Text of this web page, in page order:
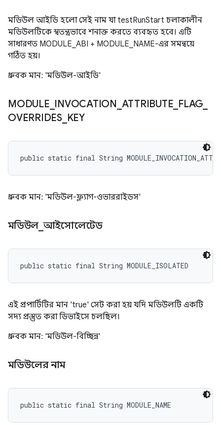
মডিউল আইডি হলো সেই নাম যা testRunStart চলাকালীন
মডিউলটিকে স্বতন্ত্রভাবে শনাক্ত করতে ব্যবহৃত হবে। এটি
সাধারণত MODULE_ABI + MODULE_NAME-এর সমন্বয়ে
গঠিত হয়।
ধ্রুবক মান: 'মডিউল-আইডি'
MODULE INVOCATION ATTRIBUTE FLAG
OVERRIDES_ KEY
public static final String
ধ্রুবক মান: 'মডিউল-ফ্ল্যাগ-ওভাররাইডস'
মডিউল_আইসোলেটেড
public static final String MODULE_ISOLATED
এই প্রপার্টিটির মান 'true' সেট করা হয় যদি মডিউলটি একটি
সদ্য প্রস্তুত করা ডিভাইসে চলছিল।
ধ্রুবক মান: 'মডিউল-বিচ্ছিন্ন'
মডিউলের নাম
public static final String MODULE_NAME